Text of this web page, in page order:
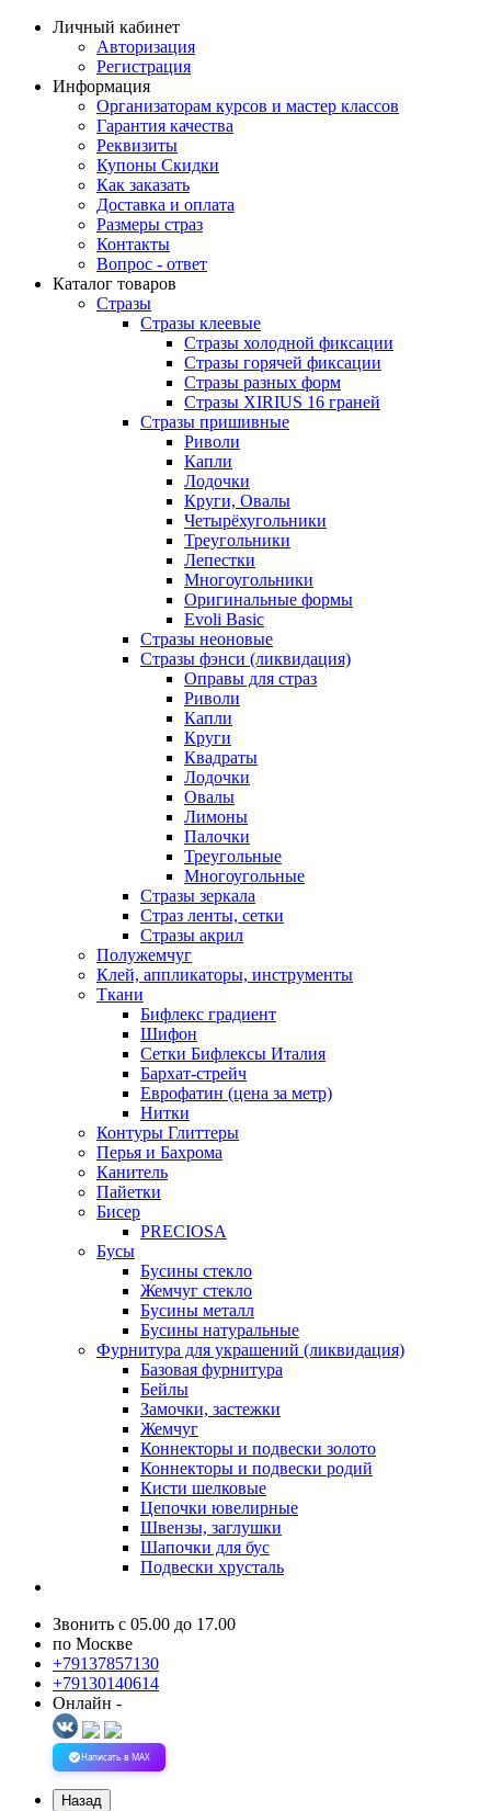
Личный кабинет
Авторизация
Регистрация
Информация
Организаторам курсов и мастер классов
Гарантия качества
Реквизиты
Купоны Скидки
Как заказать
Доставка и оплата
Размеры страз
Контакты
Вопрос - ответ
Каталог товаров
Стразы
Стразы клеевые
Стразы холодной фиксации
Стразы горячей фиксации
Стразы разных форм
Стразы XIRIUS 16 граней
Стразы пришивные
Риволи
Капли
Лодочки
Круги, Овалы
Четырёхугольники
Треугольники
Лепестки
Многоугольники
Оригинальные формы
Evoli Basic
Стразы неоновые
Стразы фэнси (ликвидация)
Оправы для страз
Риволи
Капли
Круги
Квадраты
Лодочки
Овалы
Лимоны
Палочки
Треугольные
Многоугольные
Стразы зеркала
Страз ленты, сетки
Стразы акрил
Полужемчуг
Клей, аппликаторы, инструменты
Ткани
Бифлекс градиент
Шифон
Сетки Бифлексы Италия
Бархат-стрейч
Еврофатин (цена за метр)
Нитки
Контуры Глиттеры
Перья и Бахрома
Канитель
Пайетки
Бисер
PRECIOSA
Бусы
Бусины стекло
Жемчуг стекло
Бусины металл
Бусины натуральные
Фурнитура для украшений (ликвидация)
Базовая фурнитура
Бейлы
Замочки, застежки
Жемчуг
Коннекторы и подвески золото
Коннекторы и подвески родий
Кисти шелковые
Цепочки ювелирные
Швензы, заглушки
Шапочки для бус
Подвески хрусталь
Звонить с 05.00 до 17.00
по Москве
+79137857130
+79130140614
Онлайн -
Написать в MAX
Назад